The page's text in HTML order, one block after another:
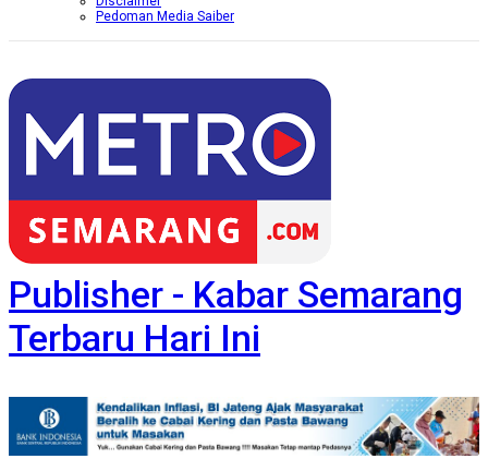
Pedoman Media Saiber
Publisher - Kabar Semarang
Terbaru Hari Ini